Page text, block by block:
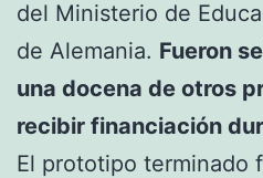
del Ministerio de
de Alemania. Fueron
una docena de otros
recibir financiación
El prototipo terminado